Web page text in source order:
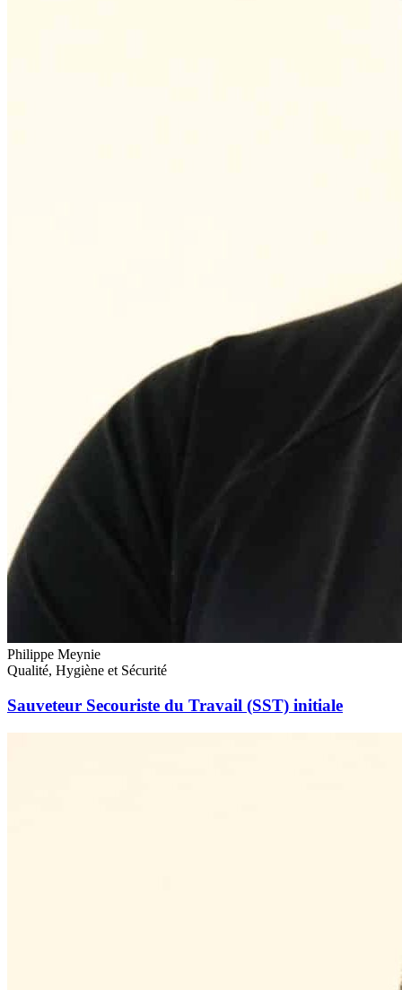
Philippe Meynie
Qualité, Hygiène et Sécurité
Sauveteur Secouriste du Travail (SST) initiale